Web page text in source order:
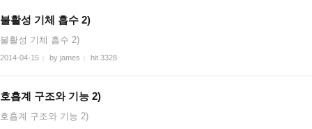
불활성 기체 흡수 2)
불활성 기체 흡수 2)
2014-04-15 by james hit 3328
호흡계 구조와 기능 2)
호흡계 구조와 기능 2)